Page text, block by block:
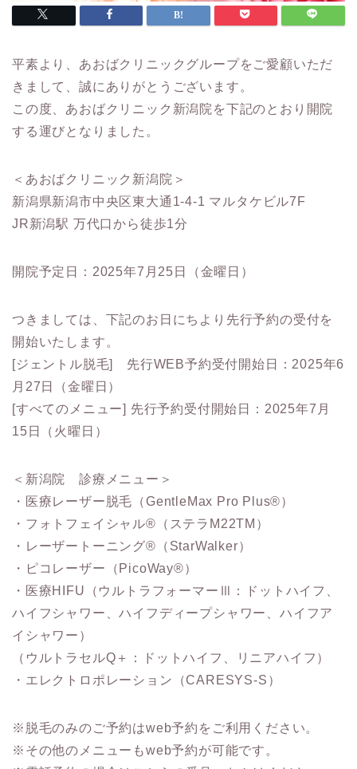
平素より、あおばクリニックグループをご愛顧いただ
きまして、誠にありがとうございます。
この度、あおばクリニック新潟院を下記のとおり開院
する運びとなりました。
＜あおばクリニック新潟院＞
新潟県新潟市中央区東大通1-4-1 マルタケビル7F
JR新潟駅 万代口から徒歩1分
開院予定日：2025年7月25日（金曜日）
つきましては、下記のお日にちより先行予約の受付を
開始いたします。
[ジェントル脱毛] 先行WEB予約受付開始日：2025年6
月27日（金曜日）
[すべてのメニュー] 先行予約受付開始日：2025年7月
15日（火曜日）
＜新潟院 診療メニュー＞
・医療レーザー脱毛（GentleMax Pro Plus®）
・フォトフェイシャル®（ステラM22TM）
・レーザートーニング®（StarWalker）
・ピコレーザー（PicoWay®）
・医療HIFU（ウルトラフォーマーⅢ：ドットハイフ、
ハイフシャワー、ハイフディープシャワー、ハイフア
イシャワー）
（ウルトラセルQ＋：ドットハイフ、リニアハイフ）
・エレクトロポレーション（CARESYS-S）
※脱毛のみのご予約はweb予約をご利用ください。
※その他のメニューもweb予約が可能です。